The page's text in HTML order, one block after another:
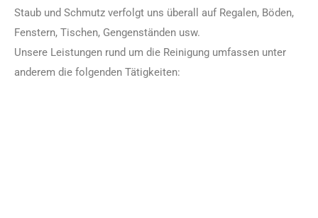
Staub und Schmutz verfolgt uns überall auf Regalen, Böden,
Fenstern, Tischen, Gengenständen usw.
Unsere Leistungen rund um die Reinigung umfassen unter
anderem die folgenden Tätigkeiten: